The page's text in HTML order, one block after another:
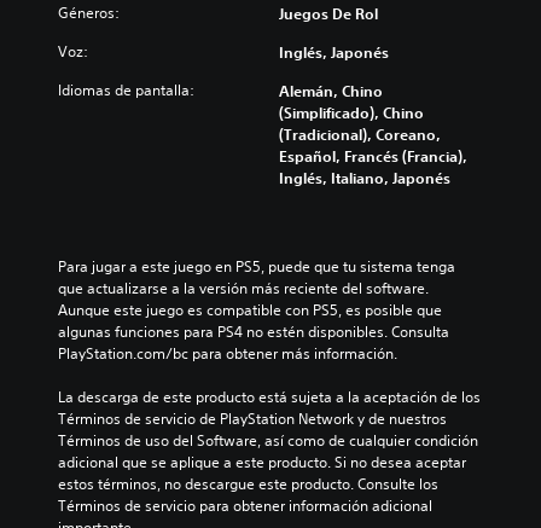
Géneros: Juegos De Rol
Voz: Inglés, Japonés
Idiomas de pantalla:
Alemán, Chino
(Simplificado), Chino
(Tradicional), Coreano,
Español, Francés (Francia),
Inglés, Italiano, Japonés
Para jugar a este juego en PS5, puede que tu sistema tenga
que actualizarse a la versión más reciente del software.
Aunque este juego es compatible con PS5, es posible que
algunas funciones para PS4 no estén disponibles. Consulta
PlayStation.com/bc para obtener más información.
La descarga de este producto está sujeta a la aceptación de los
Términos de servicio de PlayStation Network y de nuestros
Términos de uso del Software, así como de cualquier condición
adicional que se aplique a este producto. Si no desea aceptar
estos términos, no descargue este producto. Consulte los
Términos de servicio para obtener información adicional